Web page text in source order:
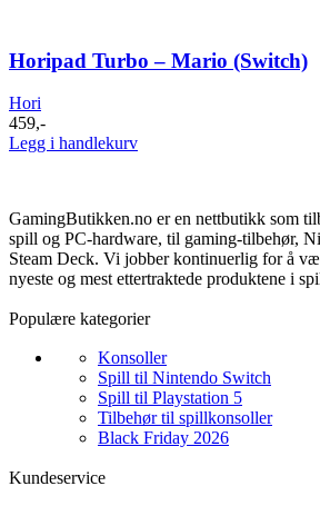
Horipad Turbo – Mario (Switch)
Hori
459,-
Legg i handlekurv
GamingButikken.no er en nettbutikk som
spill og PC-hardware, til gaming-tilbehør,
Steam Deck. Vi jobber kontinuerlig for å
nyeste og mest ettertraktede produktene i
Populære kategorier
Konsoller
Spill til Nintendo Switch
Spill til Playstation 5
Tilbehør til spillkonsoller
Black Friday 2026
Kundeservice